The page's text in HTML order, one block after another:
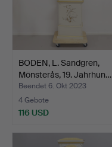
BODEN, L. Sandgren,
Mönsterås, 19. Jahrhun…
Beendet 6. Okt 2023
4 Gebote
116 USD